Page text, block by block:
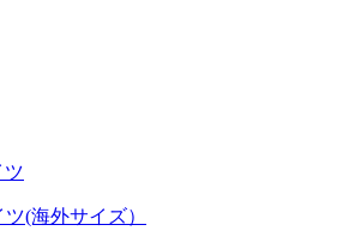
ツ
(海外サイズ）